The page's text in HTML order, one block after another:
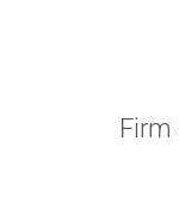
Firm